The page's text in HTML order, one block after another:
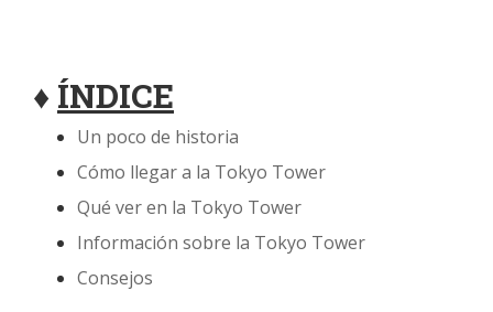
♦ ÍNDICE
Un poco de historia
Cómo llegar a la Tokyo Tower
Qué ver en la Tokyo Tower
Información sobre la Tokyo Tower
Consejos